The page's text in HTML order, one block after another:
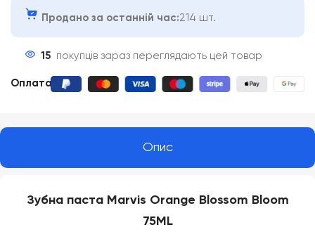
Продано за останній час:214 шт.
15 покупців зараз переглядають цей товар
Оплата
Опис
Зубна паста Marvis Orange Blossom Bloom
75ML